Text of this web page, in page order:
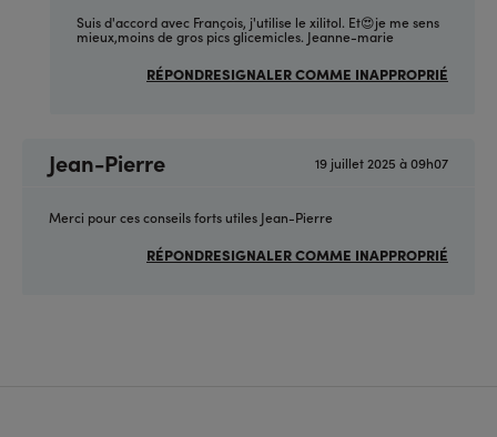
(sans
sujet)
par
Suis d'accord avec François, j'utilise le xilitol. Et😍je me sens
mieux,moins de gros pics glicemicles. Jeanne-marie
RÉPONDRESIGNALER COMME INAPPROPRIÉ
Jean-Pierre 19 juillet 2025 à 09h07
Merci pour ces conseils forts utiles Jean-Pierre
RÉPONDRESIGNALER COMME INAPPROPRIÉ